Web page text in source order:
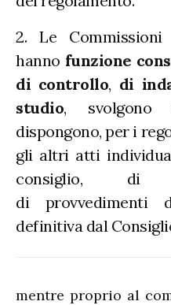
2. Le
hanno funzione
di controllo, di
studio, svolgono
dispongono, per i
gli altri atti
consiglio, di
di provvedimenti
definitiva dal
mentre proprio al